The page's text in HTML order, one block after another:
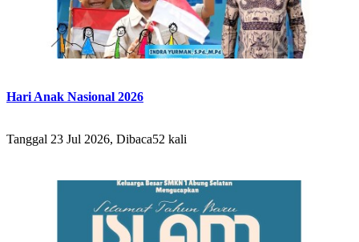
Hari Anak Nasional 2026
Tanggal 23 Jul 2026, Dibaca52 kali